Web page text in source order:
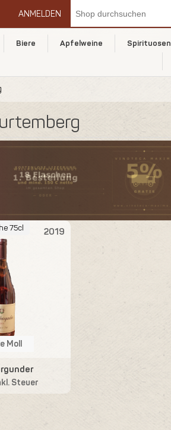
ANMELDEN
Biere Apfelweine Spirituosen
2019
75cl
Moll
Steuer